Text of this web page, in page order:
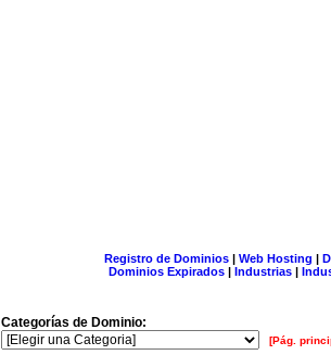
Registro de Dominios| Web Hosting |
Dominios Expirados | Industrias |
Categorías de Dominio:
[Pág.